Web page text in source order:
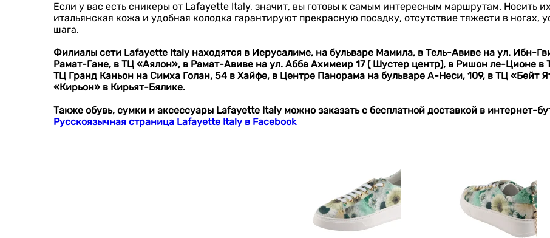
Если у вас есть сникеры от Lafayette Italy, значит, вы готовы к самым интересным маршрутам. Носить
итальянская кожа и удобная колодка гарантируют прекрасную посадку, отсутствие тяжести в ногах,
шага.
Филиалы сети Lafayette Italy находятся в Иерусалиме, на бульваре Мамила, в Тель-Авиве на ул. Ибн-
Рамат-Гане, в ТЦ «Аялон», в Рамат-Авиве на ул.Абба Ахимеир 17 ( Шустер центр), в Ришон ле-Ционе в
ТЦ Гранд Каньон на Симха Голан, 54 в Хайфе, в Центре Панорама на бульваре А-Неси, 109, в ТЦ «Бейт
«Кирьон» в Кирьят-Бялике.
Также обувь, сумки и аксессуары Lafayette Italy можно заказать с бесплатной доставкой в интернет-
Русскоязычная страница Lafayette Italy в Facebook